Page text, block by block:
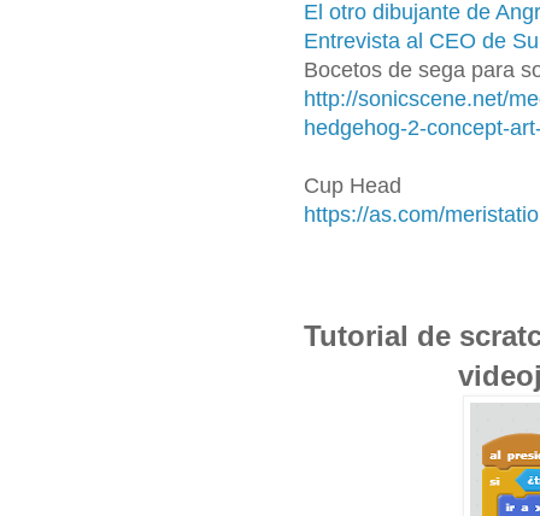
El otro dibujante de
Entrevista al CEO de
Bocetos de sega para
http://sonicscene.net/
hedgehog-2-concept-
Cup Head
https://as.com/
Tutorial de